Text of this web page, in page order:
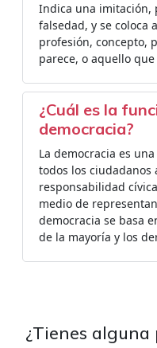
Indica una imitación,
falsedad, y se coloca
profesión, concepto,
parece, o aquello
¿Cuál es la
democracia?
La democracia es
todos los ciudadanos
responsabilidad
medio de
democracia se basa
de la mayoría y los
¿Tienes